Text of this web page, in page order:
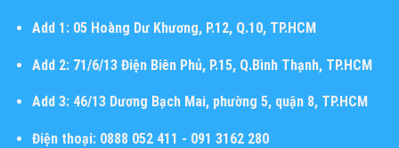
Add 1:05 Hoàng Dư Khương, P.12, Q.10, TP.HCM
Add 2:71/6/13 Điện Biên Phủ, P.15, Q.Bình Thạnh, TP.HCM
Add 3:46/13 Dương Bạch Mai, phường 5, quận 8, TP.HCM
Điện thoại:0888 052 411 - 091 3162 280